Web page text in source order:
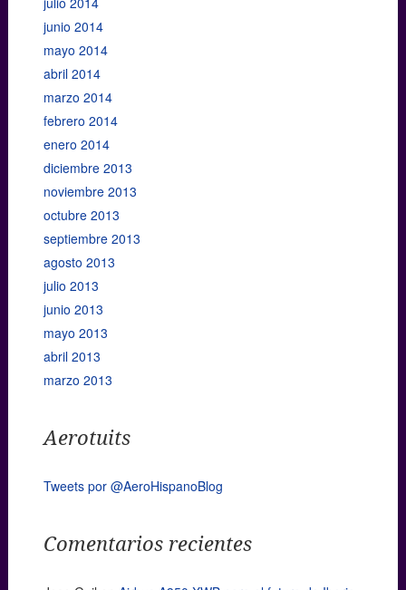
junio 2014
mayo 2014
abril 2014
marzo 2014
febrero 2014
enero 2014
diciembre 2013
noviembre 2013
octubre 2013
septiembre 2013
agosto 2013
julio 2013
junio 2013
mayo 2013
abril 2013
marzo 2013
Aerotuits
Tweets por @AeroHispanoBlog
Comentarios recientes